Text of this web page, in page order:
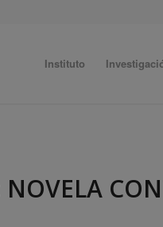
Instituto
NOVELA